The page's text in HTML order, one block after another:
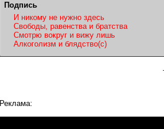
Подпись
И никому не нужно здесь
Свободы, равенства и братства
Смотрю вокруг и вижу лишь
Алкоголизм и блядство(c)
Реклама: